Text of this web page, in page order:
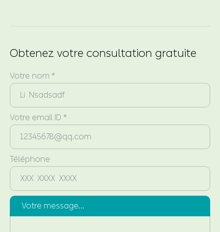
Obtenez votre consultation gratuite
Votre nom *
Votre email ID *
Téléphone
Votre message...